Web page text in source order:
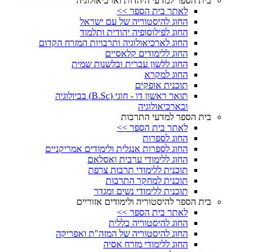
לאתר בית הספר >>
החוג להיסטוריה של עם ישראל
החוג לפילוסופיה יהודית ותלמוד
החוג לארכיאולוגיה ותרבויות המזרח הקדום
החוג ללימודים קלאסיים
החוג ללשון עברית ובלשנות שמית
החוג למקרא
תוכנית אופקים
תואר ראשון דו - חוגי (B.Sc) בביולוגיה
ובארכיאולוגיה
בית הספר למדעי התרבות
לאתר בית הספר >>
החוג לספרות
החוג לספרות אנגלית ולימודים אמריקניים
החוג ללימודי ערבית ואסלאם
תוכנית ללימודי תרבות צרפת
תוכנית למחקר התרבות
תוכנית ללימודי נשים ומגדר
בית הספר להיסטוריה ולימודים אזוריים
לאתר בית הספר >>
החוג להיסטוריה כללית
החוג להיסטוריה של המזה"ת ואפריקה
החוג ללימודי מזרח אסיה